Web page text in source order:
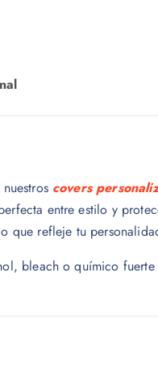
covers
entre estilo y
que refleje tu
bleach o químico